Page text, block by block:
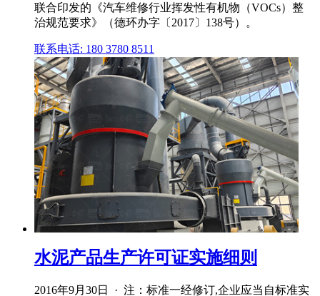
联合印发的《汽车维修行业挥发性有机物（VOCs）整
治规范要求》（德环办字〔2017〕138号）。
联系电话: 180 3780 8511
水泥产品生产许可证实施细则
2016年9月30日 · 注：标准一经修订,企业应当自标准实